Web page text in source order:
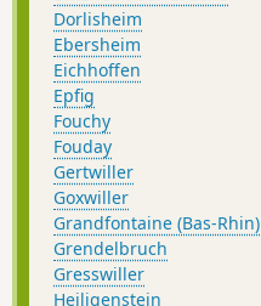
Dorlisheim
Ebersheim
Eichhoffen
Epfig
Fouchy
Fouday
Gertwiller
Goxwiller
Grandfontaine (Bas-Rhin)
Grendelbruch
Gresswiller
Heiligenstein